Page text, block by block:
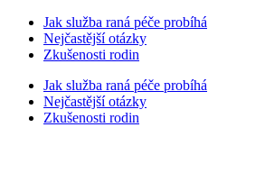
Jak služba raná péče probíhá
Nejčastější otázky
Zkušenosti rodin
Jak služba raná péče probíhá
Nejčastější otázky
Zkušenosti rodin